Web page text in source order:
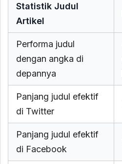
Statistik Judul
Artikel
Performa judul
dengan angka di
depannya
Panjang judul efektif
di Twitter
Panjang judul efektif
di Facebook